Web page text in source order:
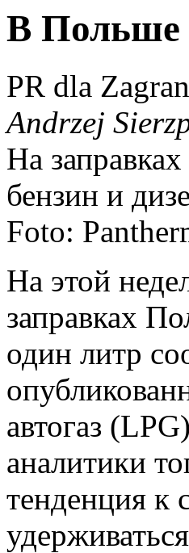
В Польше
PR dla
Andrzej
На
бензин и
Foto:
На этой
заправках
один литр
автогаз
аналитики
тенденция к